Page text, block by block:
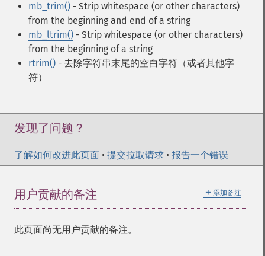
mb_trim() - Strip whitespace (or other characters)
from the beginning and end of a string
mb_ltrim() - Strip whitespace (or other characters)
from the beginning of a string
rtrim() - 去除字符串末尾的空白字符（或者其他字
符）
发现了问题？
了解如何改进此页面 • 提交拉取请求 • 报告一个错误
＋ 添加备注
用户贡献的备注
此页面尚无用户贡献的备注。